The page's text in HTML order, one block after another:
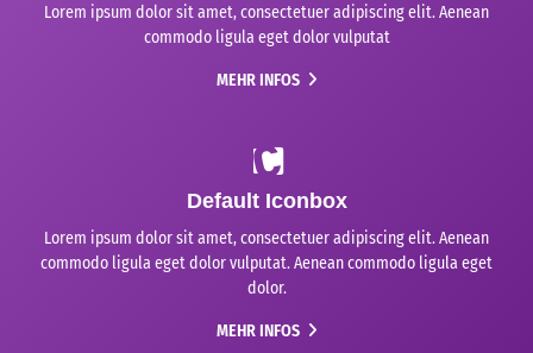
Lorem ipsum dolor sit amet, consectetuer adipiscing elit. Aenean
commodo ligula eget dolor vulputat
MEHR INFOS
Default Iconbox
Lorem ipsum dolor sit amet, consectetuer adipiscing elit. Aenean
commodo ligula eget dolor vulputat. Aenean commodo ligula eget
dolor.
MEHR INFOS